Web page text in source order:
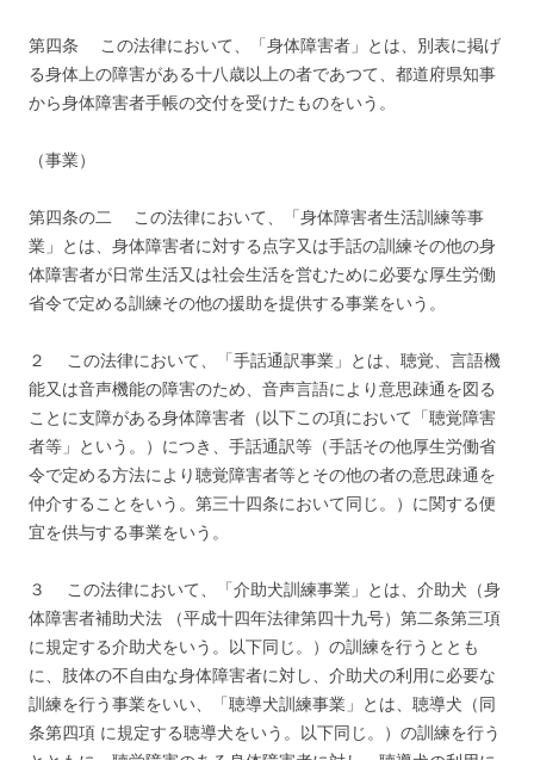
第四条 この法律において、「身体障害者」とは、別表に掲げ
る身体上の障害がある十八歳以上の者であつて、都道府県知事
から身体障害者手帳の交付を受けたものをいう。
（事業）
第四条の二 この法律において、「身体障害者生活訓練等事
業」とは、身体障害者に対する点字又は手話の訓練その他の身
体障害者が日常生活又は社会生活を営むために必要な厚生労働
省令で定める訓練その他の援助を提供する事業をいう。
２ この法律において、「手話通訳事業」とは、聴覚、言語機
能又は音声機能の障害のため、音声言語により意思疎通を図る
ことに支障がある身体障害者（以下この項において「聴覚障害
者等」という。）につき、手話通訳等（手話その他厚生労働省
令で定める方法により聴覚障害者等とその他の者の意思疎通を
仲介することをいう。第三十四条において同じ。）に関する便
宜を供与する事業をいう。
３ この法律において、「介助犬訓練事業」とは、介助犬（身
体障害者補助犬法 （平成十四年法律第四十九号）第二条第三項
に規定する介助犬をいう。以下同じ。）の訓練を行うととも
に、肢体の不自由な身体障害者に対し、介助犬の利用に必要な
訓練を行う事業をいい、「聴導犬訓練事業」とは、聴導犬（同
条第四項 に規定する聴導犬をいう。以下同じ。）の訓練を行う